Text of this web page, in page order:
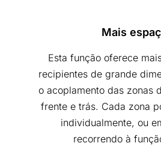
Mais
Esta função oferece
recipientes de grande
o acoplamento das zonas
frente e trás. Cada zona
individualmente, ou
recorrendo à